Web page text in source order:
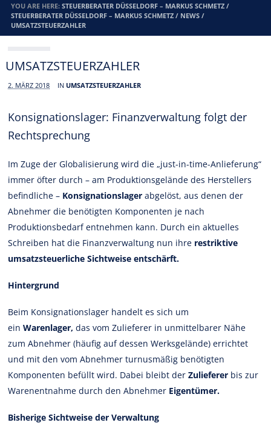
YOU ARE HERE:STEUERBERATER DÜSSELDORF – MARKUS SCHMETZ /
STEUERBERATER DÜSSELDORF – MARKUS SCHMETZ / NEWS /
UMSATZSTEUERZAHLER
UMSATZSTEUERZAHLER
2. MÄRZ 2018 IN UMSATZSTEUERZAHLER
Konsignationslager: Finanzverwaltung folgt der
Rechtsprechung
Im Zuge der Globalisierung wird die „just-in-time-Anlieferung“
immer öfter durch – am Produktionsgelände des Herstellers
befindliche – Konsignationslager abgelöst, aus denen der
Abnehmer die benötigten Komponenten je nach
Produktionsbedarf entnehmen kann. Durch ein aktuelles
Schreiben hat die Finanzverwaltung nun ihre restriktive
umsatzsteuerliche Sichtweise entschärft.
Hintergrund
Beim Konsignationslager handelt es sich um
einWarenlager, das vom Zulieferer in unmittelbarer Nähe
zum Abnehmer (häufig auf dessen Werksgelände) errichtet
und mit den vom Abnehmer turnusmäßig benötigten
Komponenten befüllt wird. Dabei bleibt derZulieferer bis zur
Warenentnahme durch den Abnehmer Eigentümer.
Bisherige Sichtweise der Verwaltung